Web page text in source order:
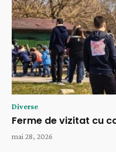
Diverse
Ferme de vizitat cu
mai 28, 2026